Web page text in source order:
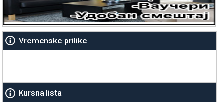
Vremenske prilike
Kursna lista